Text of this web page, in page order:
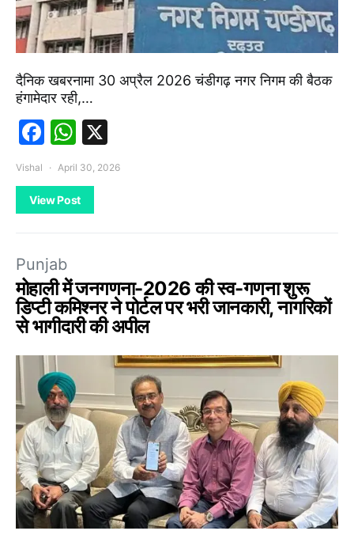
दैनिक खबरनामा 30 अप्रैल 2026 चंडीगढ़ नगर निगम की बैठक
हंगामेदार रही,…
Facebook
WhatsApp
Vishal April 30, 2026
View Post
Punjab
मोहाली में जनगणना-2026 की स्व-गणना शुरू
डिप्टी कमिश्नर ने पोर्टल पर भरी जानकारी, नागरिकों
से भागीदारी की अपील